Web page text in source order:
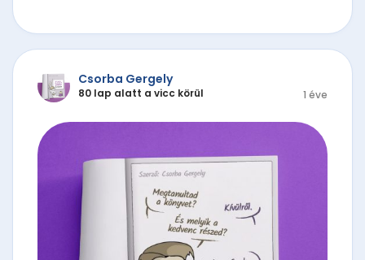
Csorba Gergely
80 lap alatt a vicc körül 1 éve